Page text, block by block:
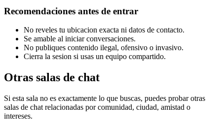
Recomendaciones antes de entrar
No reveles tu ubicacion exacta ni datos de contacto.
Se amable al iniciar conversaciones.
No publiques contenido ilegal, ofensivo o invasivo.
Cierra la sesion si usas un equipo compartido.
Otras salas de chat
Si esta sala no es exactamente lo que buscas, puedes probar otras
salas de chat relacionadas por comunidad, ciudad, amistad o
intereses.